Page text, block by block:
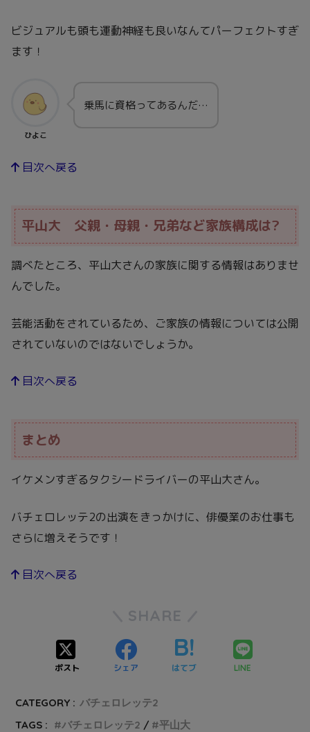
ビジュアルも頭も運動神経も良いなんてパーフェクトすぎ
ます！
ひよこ
乗馬に資格ってあるんだ…
目次へ戻る
平山大 父親・母親・兄弟など家族構成は?
調べたところ、平山大さんの家族に関する情報はありませ
んでした。
芸能活動をされているため、ご家族の情報については公開
されていないのではないでしょうか。
目次へ戻る
まとめ
イケメンすぎるタクシードライバーの平山大さん。
バチェロレッテ2の出演をきっかけに、俳優業のお仕事も
さらに増えそうです！
目次へ戻る
SHARE
ポスト シェア はてブ LINE
CATEGORY : バチェロレッテ2
TAGS :
バチェロレッテ2 平山大